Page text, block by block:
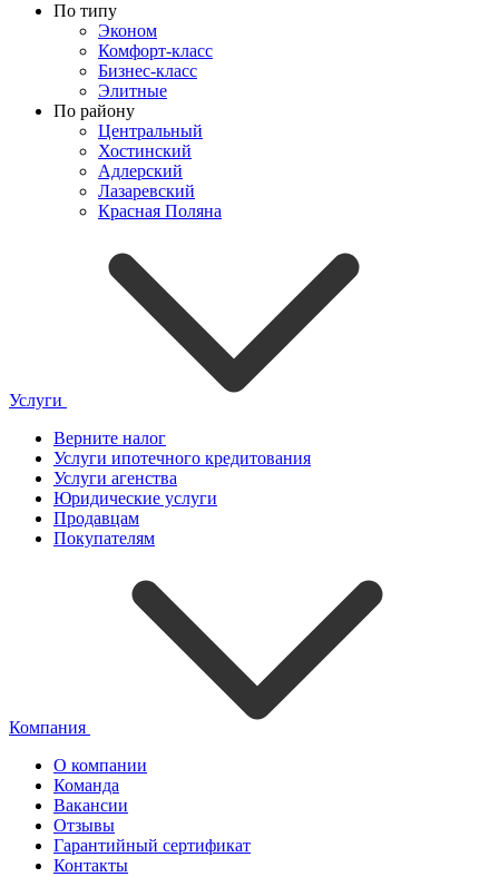
По типу
Эконом
Комфорт-класс
Бизнес-класс
Элитные
По району
Центральный
Хостинский
Адлерский
Лазаревский
Красная Поляна
Услуги
Верните налог
Услуги ипотечного кредитования
Услуги агенства
Юридические услуги
Продавцам
Покупателям
Компания
О компании
Команда
Вакансии
Отзывы
Гарантийный сертификат
Контакты